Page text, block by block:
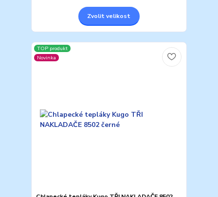
Zvolit velikost
TOP produkt
Novinka